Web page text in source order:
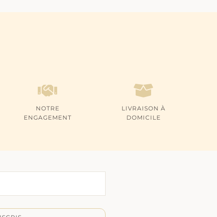
NOTRE
ENGAGEMENT
LIVRAISON À
DOMICILE